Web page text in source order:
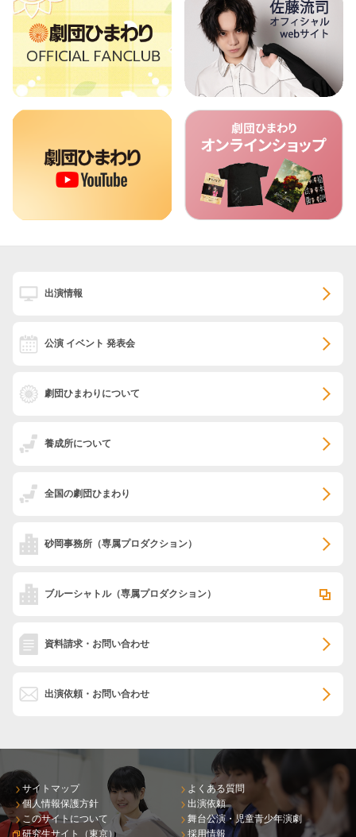
出演情報
公演 イベント 発表会
劇団ひまわりについて
養成所について
全国の劇団ひまわり
砂岡事務所 （専属プロダクション）
ブルーシャトル（専属プロダクション）
資料請求・お問い合わせ
出演依頼・お問い合わせ
サイトマップ
個人情報保護方針
このサイトについて
研究生サイト（東京）
よくある質問
出演依頼
舞台公演・児童青少年演劇
採用情報